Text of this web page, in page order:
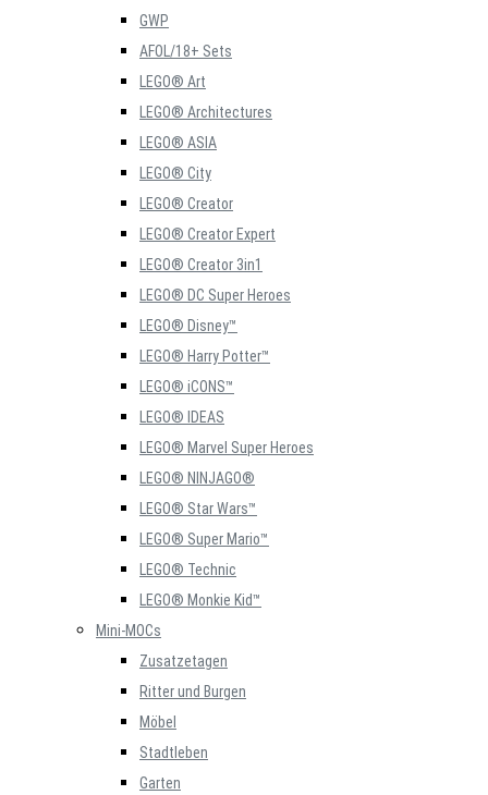
GWP
AFOL/18+ Sets
LEGO® Art
LEGO® Architectures
LEGO® ASIA
LEGO® City
LEGO® Creator
LEGO® Creator Expert
LEGO® Creator 3in1
LEGO® DC Super Heroes
LEGO® Disney™
LEGO® Harry Potter™
LEGO® iCONS™
LEGO® IDEAS
LEGO® Marvel Super Heroes
LEGO® NINJAGO®
LEGO® Star Wars™
LEGO® Super Mario™
LEGO® Technic
LEGO® Monkie Kid™
Mini-MOCs
Zusatzetagen
Ritter und Burgen
Möbel
Stadtleben
Garten